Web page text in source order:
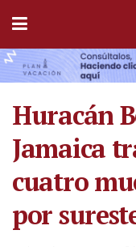
Huracán
Jamaica
cuatro
por